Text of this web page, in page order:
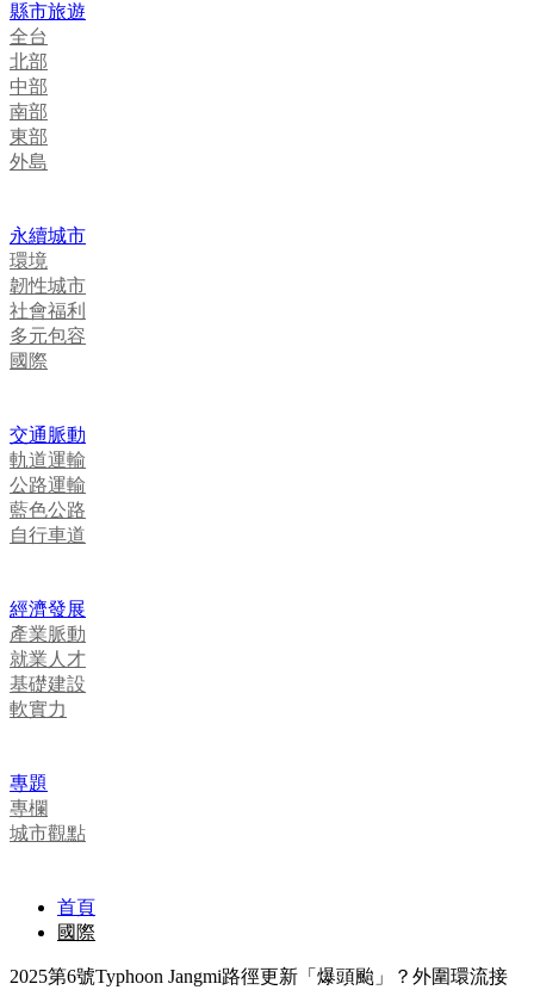
縣市旅遊
全台
北部
中部
南部
東部
外島
永續城市
環境
韌性城市
社會福利
多元包容
國際
交通脈動
軌道運輸
公路運輸
藍色公路
自行車道
經濟發展
產業脈動
就業人才
基礎建設
軟實力
專題
專欄
城市觀點
首頁
國際
2025第6號Typhoon Jangmi路徑更新「爆頭颱」？外圍環流接